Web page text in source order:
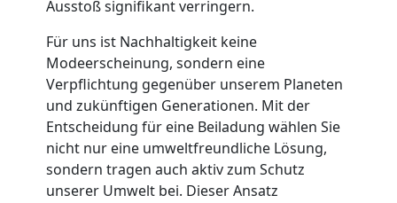
Ausstoß signifikant verringern.
Für uns ist Nachhaltigkeit keine
Modeerscheinung, sondern eine
Verpflichtung gegenüber unserem Planeten
und zukünftigen Generationen. Mit der
Entscheidung für eine Beiladung wählen Sie
nicht nur eine umweltfreundliche Lösung,
sondern tragen auch aktiv zum Schutz
unserer Umwelt bei. Dieser Ansatz
Feldkirch
Privatumzug
Feldkirch